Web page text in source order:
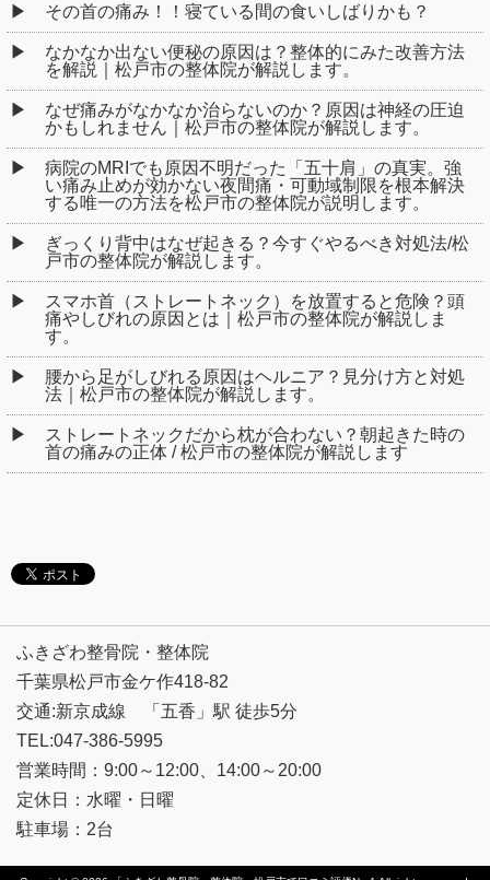
その首の痛み！！寝ている間の食いしばりかも？
なかなか出ない便秘の原因は？整体的にみた改善方法
を解説｜松戸市の整体院が解説します。
なぜ痛みがなかなか治らないのか？原因は神経の圧迫
かもしれません｜松戸市の整体院が解説します。
病院のMRIでも原因不明だった「五十肩」の真実。強
い痛み止めが効かない夜間痛・可動域制限を根本解決
する唯一の方法を松戸市の整体院が説明します。
ぎっくり背中はなぜ起きる？今すぐやるべき対処法/松
戸市の整体院が解説します。
スマホ首（ストレートネック）を放置すると危険？頭
痛やしびれの原因とは｜松戸市の整体院が解説しま
す。
腰から足がしびれる原因はヘルニア？見分け方と対処
法｜松戸市の整体院が解説します。
ストレートネックだから枕が合わない？朝起きた時の
首の痛みの正体 / 松戸市の整体院が解説します
ふきざわ整骨院・整体院
千葉県松戸市金ケ作418-82
交通:新京成線 「五香」駅 徒歩5分
TEL:047-386-5995
営業時間：9:00～12:00、14:00～20:00
定休日：水曜・日曜
駐車場：2台